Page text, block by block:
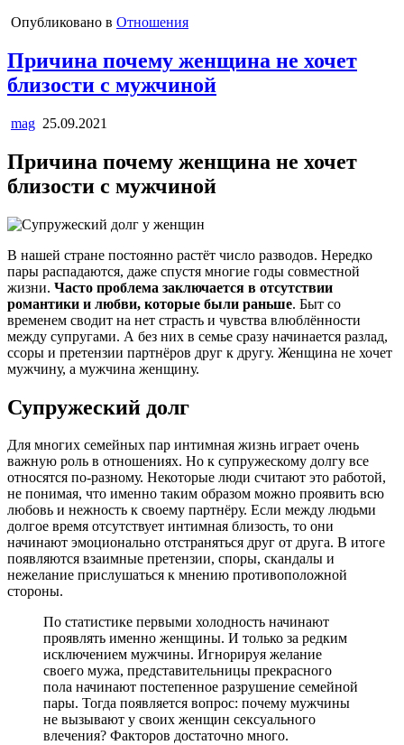
Опубликовано в Отношения
Причина почему женщина не хочет
близости с мужчиной
mag 25.09.2021
Причина почему женщина не хочет
близости с мужчиной
В нашей стране постоянно растёт число разводов. Нередко
пары распадаются, даже спустя многие годы совместной
жизни. Часто проблема заключается в отсутствии
романтики и любви, которые были раньше. Быт со
временем сводит на нет страсть и чувства влюблённости
между супругами. А без них в семье сразу начинается разлад,
ссоры и претензии партнёров друг к другу. Женщина не хочет
мужчину, а мужчина женщину.
Супружеский долг
Для многих семейных пар интимная жизнь играет очень
важную роль в отношениях. Но к супружескому долгу все
относятся по-разному. Некоторые люди считают это работой,
не понимая, что именно таким образом можно проявить всю
любовь и нежность к своему партнёру. Если между людьми
долгое время отсутствует интимная близость, то они
начинают эмоционально отстраняться друг от друга. В итоге
появляются взаимные претензии, споры, скандалы и
нежелание прислушаться к мнению противоположной
стороны.
По статистике первыми холодность начинают
проявлять именно женщины. И только за редким
исключением мужчины. Игнорируя желание
своего мужа, представительницы прекрасного
пола начинают постепенное разрушение семейной
пары. Тогда появляется вопрос: почему мужчины
не вызывают у своих женщин сексуального
влечения? Факторов достаточно много.